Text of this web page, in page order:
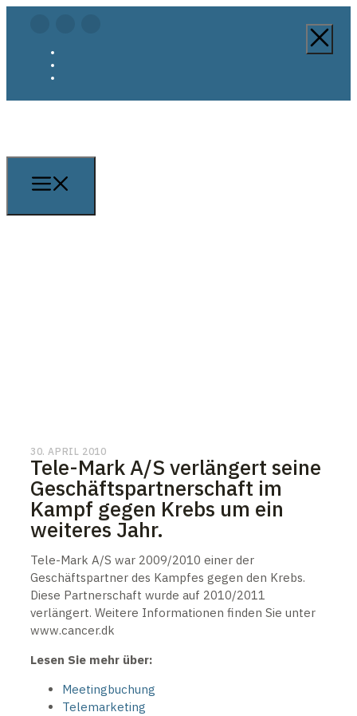
30. APRIL 2010
Tele-Mark A/S verlängert seine
Geschäftspartnerschaft im
Kampf gegen Krebs um ein
weiteres Jahr.
Tele-Mark A/S war 2009/2010 einer der
Geschäftspartner des Kampfes gegen den Krebs.
Diese Partnerschaft wurde auf 2010/2011
verlängert. Weitere Informationen finden Sie unter
www.cancer.dk
Lesen Sie mehr über:
Meetingbuchung
Telemarketing